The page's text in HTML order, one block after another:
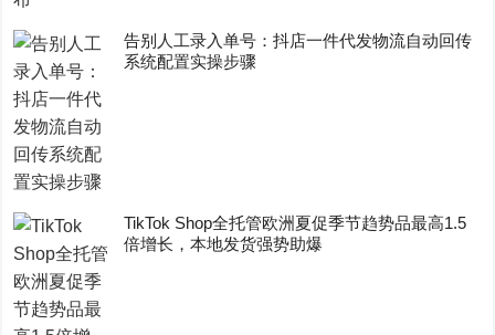
告别人工录入单号：抖店一件代发物流自动回传
系统配置实操步骤
TikTok Shop全托管欧洲夏促季节趋势品最高1.5
倍增长，本地发货强势助爆